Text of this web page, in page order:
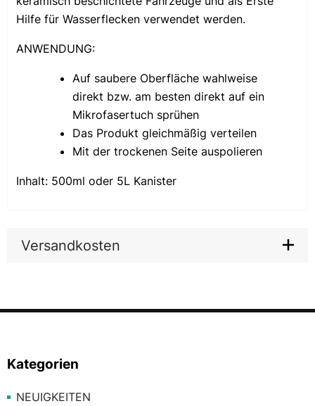
Hilfe für Wasserflecken verwendet werden.
ANWENDUNG:
Auf saubere Oberfläche wahlweise
direkt bzw. am besten direkt auf ein
Mikrofasertuch sprühen
Das Produkt gleichmäßig verteilen
Mit der trockenen Seite auspolieren
Inhalt: 500ml oder 5L Kanister
Versandkosten
Kategorien
NEUIGKEITEN